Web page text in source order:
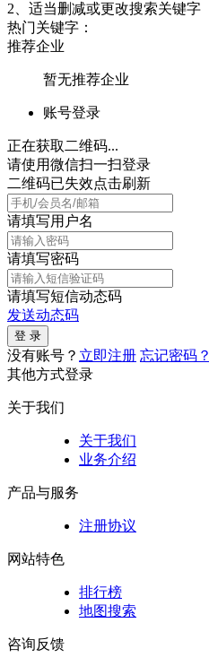
2、适当删减或更改搜索关键字
热门关键字：
推荐企业
暂无推荐企业
账号登录
正在获取二维码...
请使用微信扫一扫登录
二维码已失效点击刷新
请填写用户名
请填写密码
请填写短信动态码
发送动态码
没有账号？ 立即注册 忘记密码？
其他方式登录
关于我们
关于我们
业务介绍
产品与服务
注册协议
网站特色
排行榜
地图搜索
咨询反馈